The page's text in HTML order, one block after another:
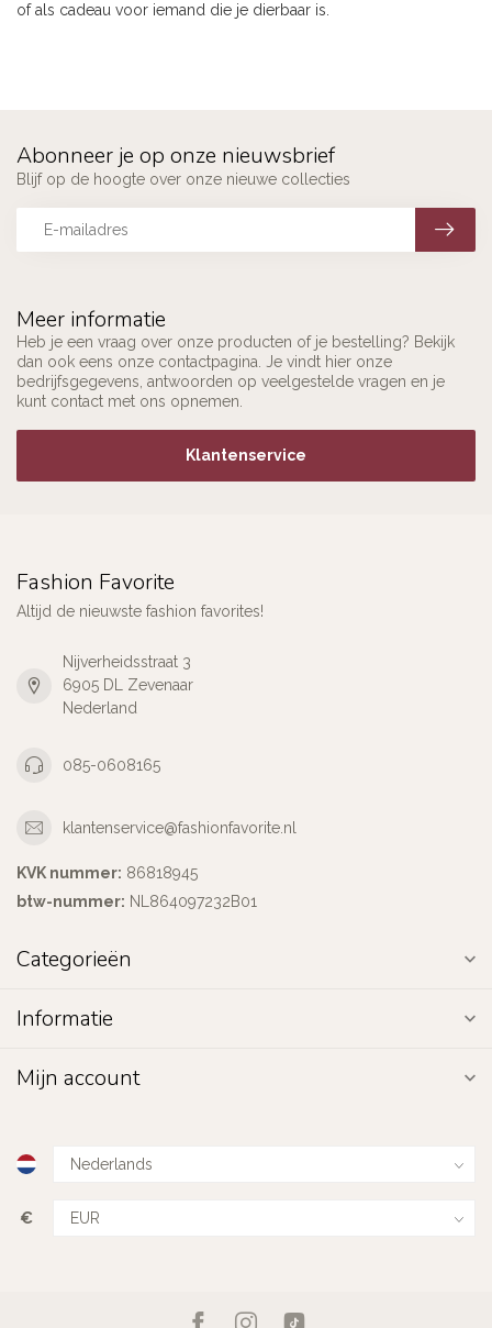
of als cadeau voor iemand die je dierbaar is.
Meer informatie
Heb je een vraag over onze producten of je bestelling? Bekijk
dan ook eens onze contactpagina. Je vindt hier onze
bedrijfsgegevens, antwoorden op veelgestelde vragen en je
kunt contact met ons opnemen.
Klantenservice
Abonneer je op onze nieuwsbrief
Blijf op de hoogte over onze nieuwe collecties
Fashion Favorite
Altijd de nieuwste fashion favorites!
Nijverheidsstraat 3
6905 DL Zevenaar
Nederland
085-0608165
klantenservice@fashionfavorite.nl
KVK nummer: 86818945
btw-nummer: NL864097232B01
Categorieën
Informatie
Mijn account
€